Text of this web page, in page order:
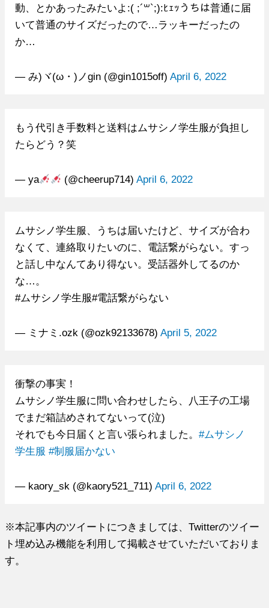
動、とかあったみたいよ:( ;´꒳`;):ﾋｪｯうちは普通に届
いて普通のサイズだったので…ラッキーだったの
か…
— み)ヾ(ω・)ノgin (@gin1015off) April 6, 2022
もう代引き手数料と送料はムサシノ学生服が負担し
たらどう？笑
— ya (@cheerup714)April 6, 2022
ムサシノ学生服、うちは届いたけど、サイズが合わ
なくて、連絡取りたいのに、電話繋がらない。すっ
と話し中なんてあり得ない。受話器外してるのか
な…。
#ムサシノ学生服#電話繋がらない
— ミナミ.ozk (@ozk92133678) April 5, 2022
衝撃の事実！
ムサシノ学生服に問い合わせしたら、八王子の工場
でまだ箱詰めされてないって(泣)
それでも今日届くと言い張られました。 #ムサシノ
学生服 #制服届かない
— kaory_sk (@kaory521_711) April 6, 2022
※本記事内のツイートにつきましては、Twitterのツイー
ト埋め込み機能を利用して掲載させていただいておりま
す。